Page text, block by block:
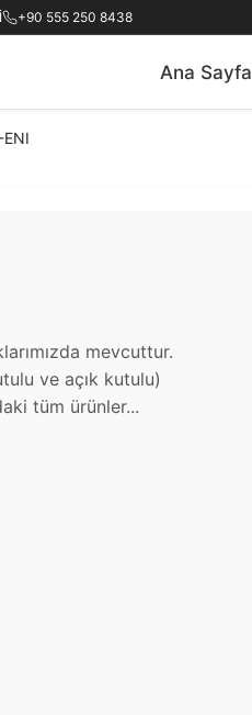
+90 555 250 8438
Ana Sayfa
mevcuttur.
ve açık kutulu)
tüm ürünler...